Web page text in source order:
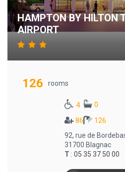
HAMPTON BY HILTON
AIRPORT
126 rooms
4
0
86
126
92, rue de
31700 Blagnac
T : 05 35 37 50 00